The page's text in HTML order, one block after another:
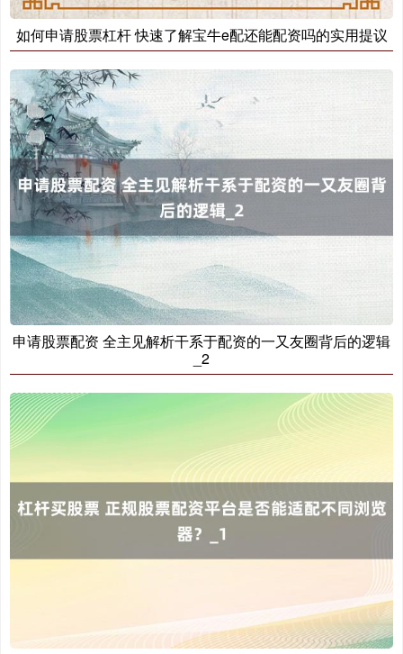
深证成指 14311.01 +200.89 +1.42%
沪深300 4694.44 +43.13
北证50 1134.24 +11.37 +1.01%
如何申请股票杠杆 快速了解宝牛e配还能配资吗的实用提议
申请股票配资 全主见解析干系于配资的一又友圈背后的逻辑
_2